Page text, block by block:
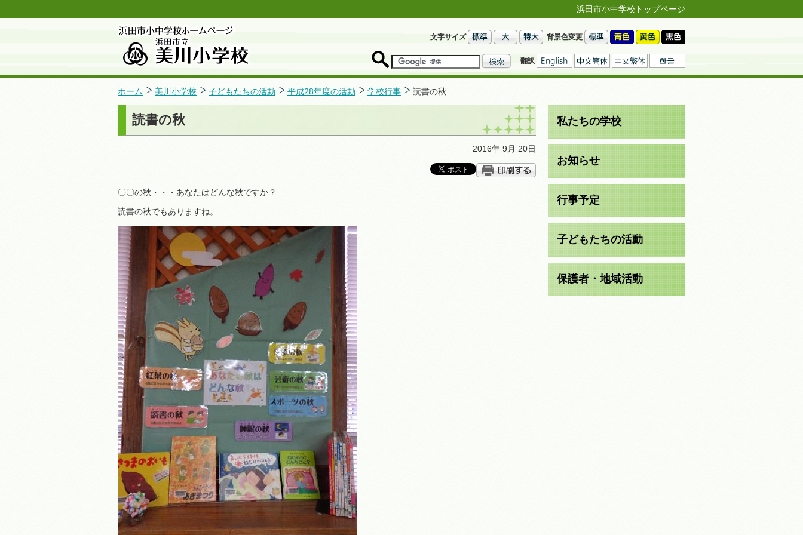
浜田市小中学校トップページ
文字サイズ 背景色変更
翻訳
ホーム 美川小学校 子どもたちの活動 平成28年度の活動 学校行事 読書の秋
読書の秋
2016年 9月 20日
〇〇の秋・・・あなたはどんな秋ですか？
読書の秋でもありますね。
私たちの学校
お知らせ
行事予定
子どもたちの活動
保護者・地域活動